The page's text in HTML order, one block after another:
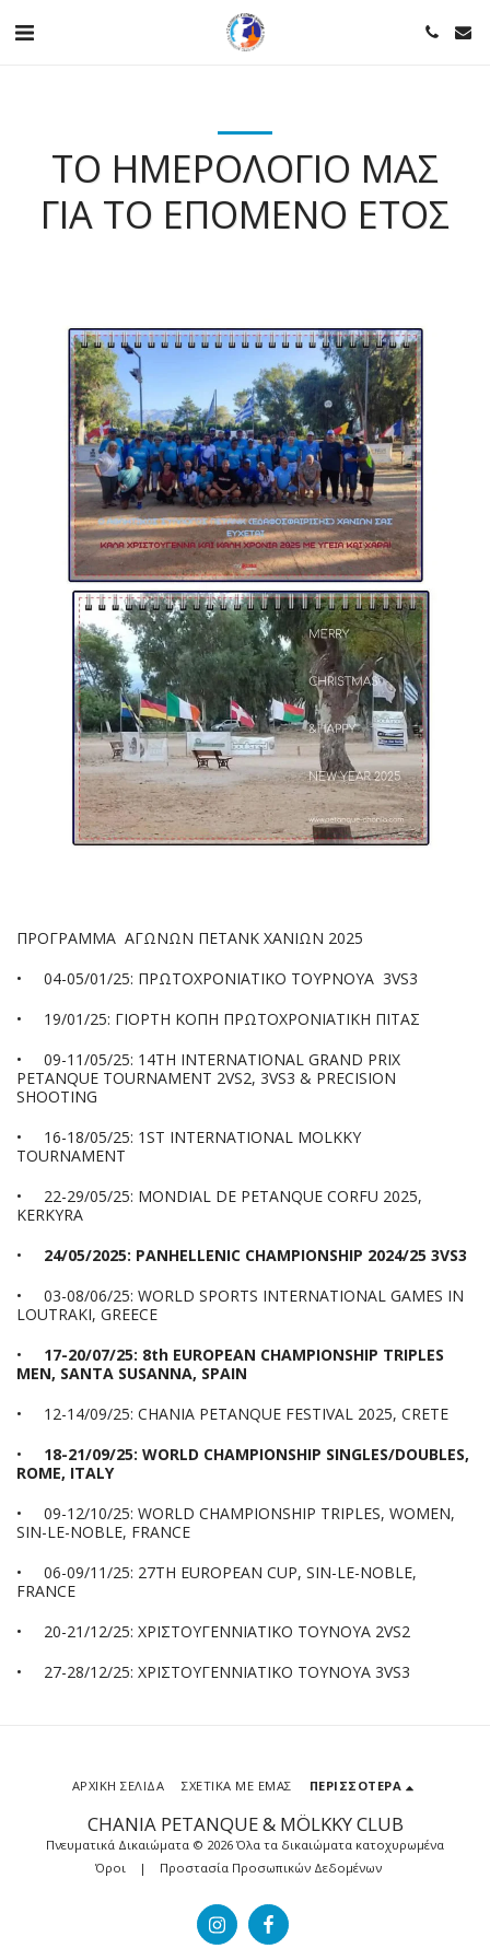
ΤΟ ΗΜΕΡΟΛΌΓΙΌ ΜΑΣ
ΓΙΑ ΤΟ ΕΠΌΜΕΝΟ ΈΤΟΣ
ΠΡΟΓΡΑΜΜΑ ΑΓΩΝΩΝ ΠΕΤΑΝΚ ΧΑΝΙΩΝ 2025
•
04-05/01/25: ΠΡΩΤΟΧΡΟΝΙΑΤΙΚΟ ΤΟΥΡΝΟΥΑ 3VS3
•
19/01/25: ΓΙΟΡΤΗ ΚΟΠΗ ΠΡΩΤΟΧΡΟΝΙΑΤΙΚΗ ΠΙΤΑΣ
•
09-11/05/25: 14TH INTERNATIONAL GRAND PRIX
PETANQUE TOURNAMENT 2VS2, 3VS3 & PRECISION
SHOOTING
•
16-18/05/25: 1ST INTERNATIONAL MOLKKY
TOURNAMENT
•
22-29/05/25: MONDIAL DE PETANQUE CORFU 2025,
KERKYRA
•
24/05/2025: PANHELLENIC CHAMPIONSHIP 2024/25 3VS3
•
03-08/06/25: WORLD SPORTS INTERNATIONAL GAMES IN
LOUTRAKI, GREECE
•
17-20/07/25: 8th EUROPEAN CHAMPIONSHIP TRIPLES
MEN, SANTA SUSANNA, SPAIN
•
12-14/09/25: CHANIA PETANQUE FESTIVAL 2025, CRETE
•
18-21/09/25: WORLD CHAMPIONSHIP SINGLES/DOUBLES,
ROME, ITALY
•
09-12/10/25: WORLD CHAMPIONSHIP TRIPLES, WOMEN,
SIN-LE-NOBLE, FRANCE
•
06-09/11/25: 27TH EUROPEAN CUP, SIN-LE-NOBLE,
FRANCE
•
20-21/12/25: ΧΡΙΣΤΟΥΓΕΝΝΙΑΤΙΚΟ ΤΟΥΝΟΥΑ 2VS2
•
27-28/12/25: ΧΡΙΣΤΟΥΓΕΝΝΙΑΤΙΚΟ ΤΟΥΝΟΥΑ 3VS3
CHANIA PETANQUE & MÖLKKY CLUB
Πνευματικά Δικαιώματα © 2026 Όλα τα δικαιώματα κατοχυρωμένα
Όροι | Προστασία Προσωπικών Δεδομένων
ΑΡΧΙΚΉ ΣΕΛΊΔΑ ΣΧΕΤΙΚΆ ΜΕ ΕΜΆΣ ΠΕΡΙΣΣΌΤΕΡΑ